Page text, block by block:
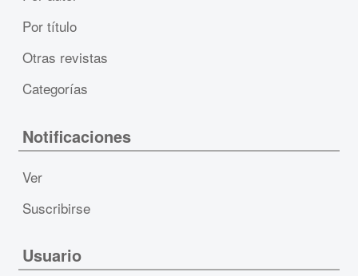
Por título
Otras revistas
Categorías
Notificaciones
Ver
Suscribirse
Usuario